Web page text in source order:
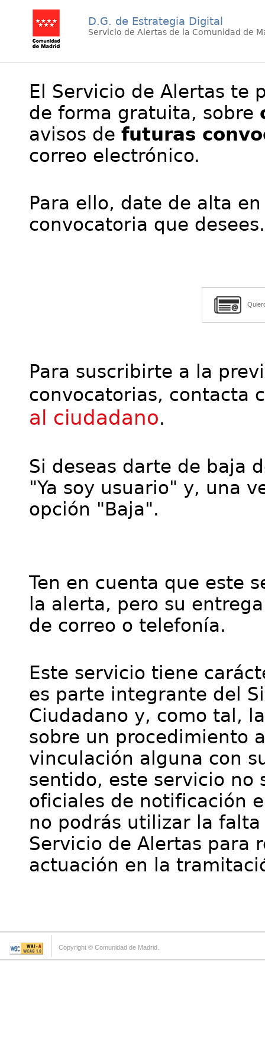
D.G. de Estrategia Digital
Servicio de Alertas de la Comunidad de
El Servicio de Alertas te
de forma gratuita, sobre
avisos de futuras
correo electrónico.
Para ello, date de alta
convocatoria que desees.
Para suscribirte a la
convocatorias, contacta
al ciudadano.
Si deseas darte de baja
"Ya soy usuario" y, una
opción "Baja".
Ten en cuenta que este
la alerta, pero su
de correo o telefonía.
Este servicio tiene
es parte integrante del
Ciudadano y, como tal,
sobre un procedimiento
vinculación alguna con
sentido, este servicio no
oficiales de notificación
no podrás utilizar la
Servicio de Alertas para
actuación en la
Copyright © Comunidad de Madrid.